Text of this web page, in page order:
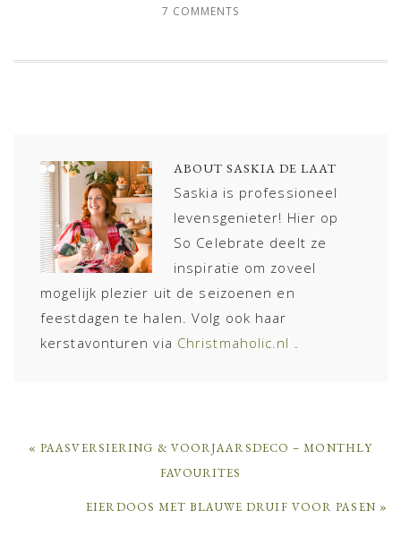
7 COMMENTS
ABOUT SASKIA DE LAAT
Saskia is professioneel
levensgenieter! Hier op
So Celebrate deelt ze
inspiratie om zoveel
mogelijk plezier uit de seizoenen en
feestdagen te halen. Volg ook haar
kerstavonturen via Christmaholic.nl
PREVIOUS
« PAASVERSIERING & VOORJAARSDECO – MONTHLY
FAVOURITES
NEXT
EIERDOOS MET BLAUWE DRUIF VOOR PASEN »